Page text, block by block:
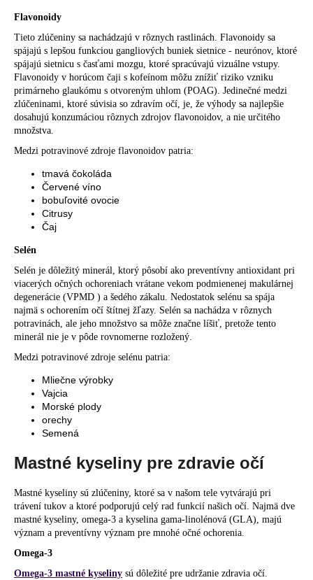
Flavonoidy
Tieto zlúčeniny sa nachádzajú v rôznych rastlinách. Flavonoidy sa
spájajú s lepšou funkciou gangliových buniek sietnice - neurónov, ktoré
spájajú sietnicu s časťami mozgu, ktoré spracúvajú vizuálne vstupy.
Flavonoidy v horúcom čaji s kofeínom môžu znížiť riziko vzniku
primárneho glaukómu s otvoreným uhlom (POAG). Jedinečné medzi
zlúčeninami, ktoré súvisia so zdravím očí, je, že výhody sa najlepšie
dosahujú konzumáciou rôznych zdrojov flavonoidov, a nie určitého
množstva.
Medzi potravinové zdroje flavonoidov patria:
tmavá čokoláda
Červené víno
bobuľovité ovocie
Citrusy
Čaj
Selén
Selén je dôležitý minerál, ktorý pôsobí ako preventívny antioxidant pri
viacerých očných ochoreniach vrátane vekom podmienenej makulárnej
degenerácie (VPMD ) a šedého zákalu. Nedostatok selénu sa spája
najmä s ochorením očí štítnej žľazy. Selén sa nachádza v rôznych
potravinách, ale jeho množstvo sa môže značne líšiť, pretože tento
minerál nie je v pôde rovnomerne rozložený.
Medzi potravinové zdroje selénu patria:
Mliečne výrobky
Vajcia
Morské plody
orechy
Semená
Mastné kyseliny pre zdravie očí
Mastné kyseliny sú zlúčeniny, ktoré sa v našom tele vytvárajú pri
trávení tukov a ktoré podporujú celý rad funkcií našich očí. Najmä dve
mastné kyseliny, omega-3 a kyselina gama-linolénová (GLA), majú
význam a preventívny význam pre mnohé očné ochorenia.
Omega-3
Omega-3 mastné kyseliny sú dôležité pre udržanie zdravia očí.